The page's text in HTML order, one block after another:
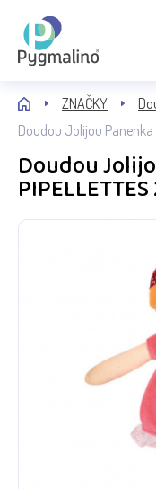
ZNAČKY
Doudou Jolijou Panenka
Doudou